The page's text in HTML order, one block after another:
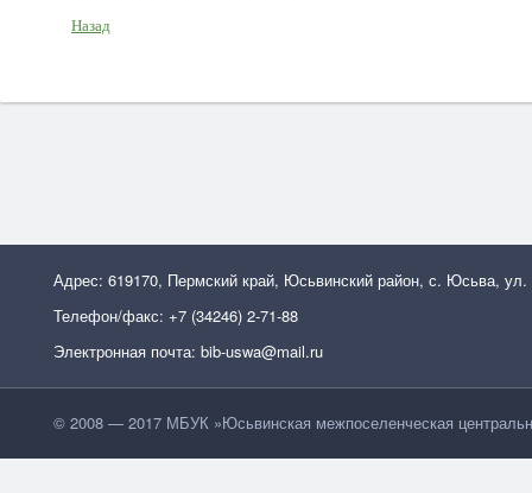
Назад
Адрес: 619170, Пермский край, Юсьвинский район, с. Юсьва, ул.
Телефон/факс: +7 (34246) 2-71-88
Электронная почта: bib-uswa@mail.ru
© 2008 — 2017 МБУК »Юсьвинская межпоселенческая